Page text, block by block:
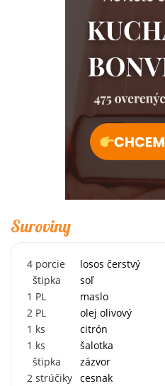
Suroviny
4 porcie
losos čerstvý
štipka
soľ
1 PL
maslo
2 PL
olej olivový
1 ks
citrón
1 ks
šalotka
štipka
zázvor
2 strúčiky cesnak